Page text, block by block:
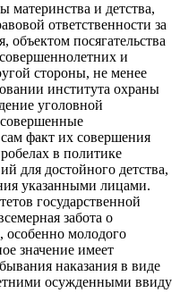
материнства и детства,
ответственности за
объектом посягательства
и
стороны, не менее
института охраны
уголовной
совершенные
факт их совершения
в политике
для достойного детства,
указанными лицами.
государственной
забота о
особенно молодого
значение имеет
наказания в виде
осужденными ввиду